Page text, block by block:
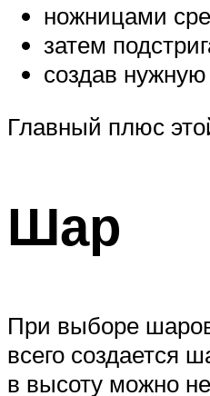
ножницами
затем
создав
Главный плюс
Шар
При выборе
всего создается
в высоту можно